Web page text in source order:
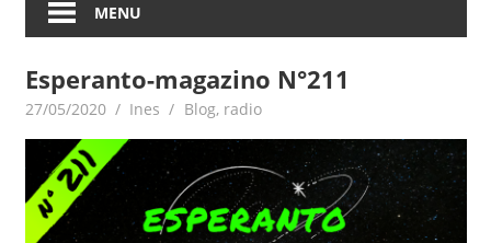
MENU
Esperanto-magazino N°211
27/05/2020 Ines Blog, radio